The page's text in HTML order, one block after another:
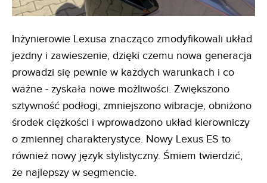
Inżynierowie Lexusa znacząco zmodyfikowali układ
jezdny i zawieszenie, dzięki czemu nowa generacja
prowadzi się pewnie w każdych warunkach i co
ważne - zyskała nowe możliwości. Zwiększono
sztywność podłogi, zmniejszono wibracje, obniżono
środek ciężkości i wprowadzono układ kierowniczy
o zmiennej charakterystyce. Nowy Lexus ES to
również nowy język stylistyczny. Śmiem twierdzić,
że najlepszy w segmencie.